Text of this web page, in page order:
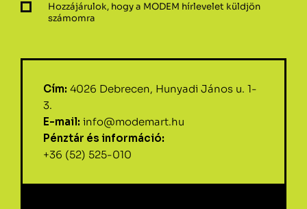
Hozzájárulok, hogy a MODEM hírlevelet küldjön
számomra
Cím: 4026 Debrecen, Hunyadi János u. 1-
3.
E-mail: info@modemart.hu
Pénztár és információ:
+36 (52) 525-010